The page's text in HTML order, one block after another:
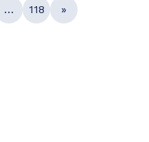
… 118 »